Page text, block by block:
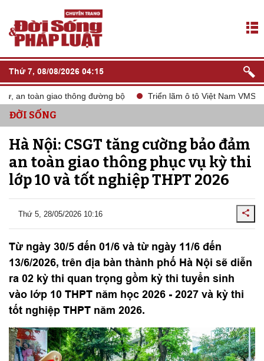
Thứ 7, 08/08/2026 04:15
toàn giao thông đường bộ Triển lãm ô tô Việt Nam VMS 2024
ĐỜI SỐNG
Hà Nội: CSGT tăng cường bảo đảm
an toàn giao thông phục vụ kỳ thi
lớp 10 và tốt nghiệp THPT 2026
Thứ 5, 28/05/2026 10:16
Từ ngày 30/5 đến 01/6 và từ ngày 11/6 đến
13/6/2026, trên địa bàn thành phố Hà Nội sẽ diễn
ra 02 kỳ thi quan trọng gồm kỳ thi tuyển sinh
vào lớp 10 THPT năm học 2026 - 2027 và kỳ thi
tốt nghiệp THPT năm 2026.